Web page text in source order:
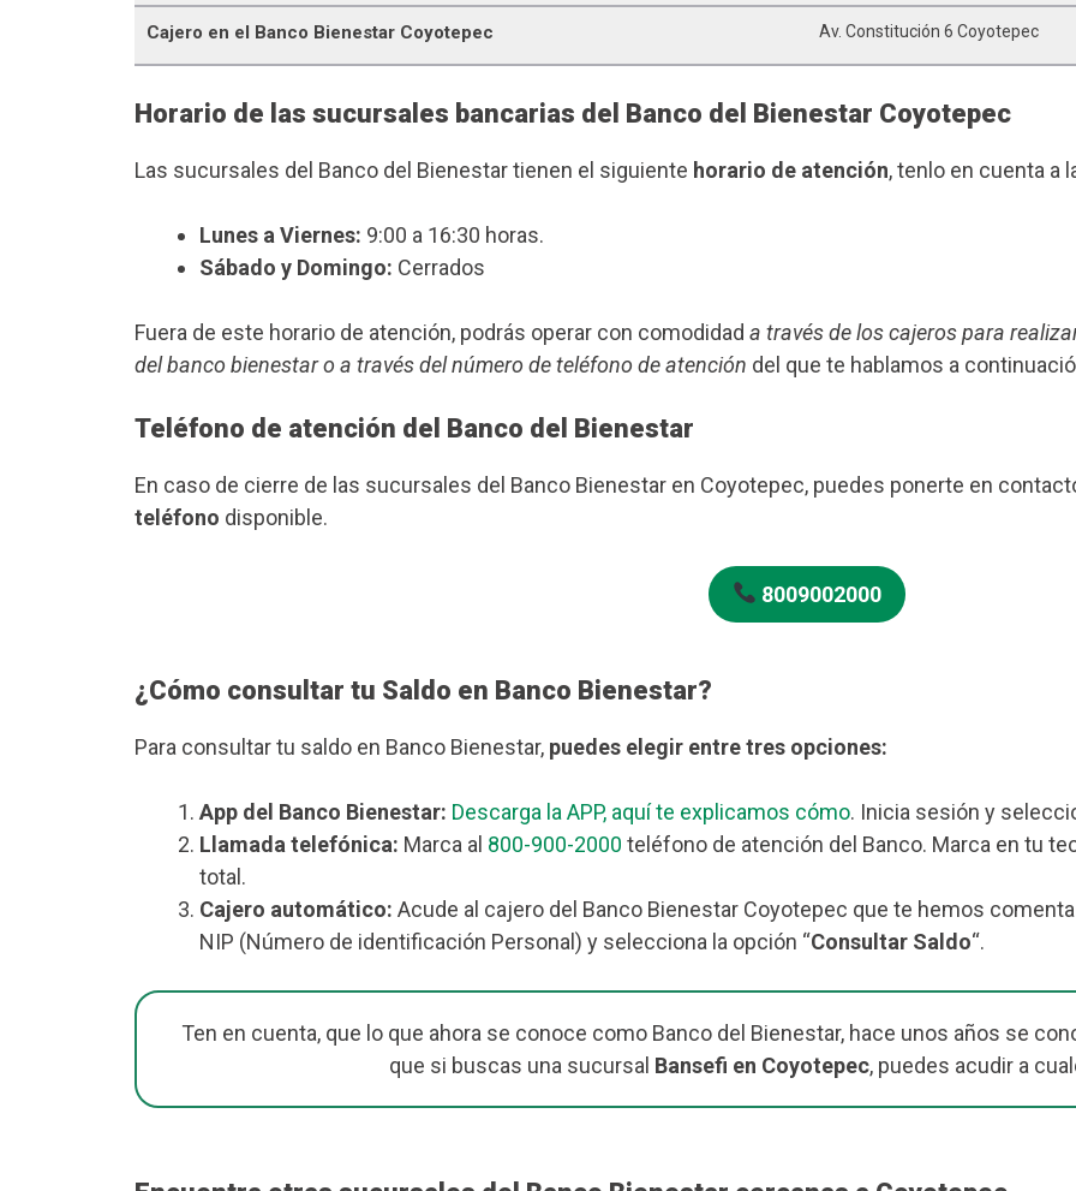
Cajero en el Banco Bienestar Coyotepec Av. Constitución 6 Coyotepec
Horario de las sucursales bancarias del Banco del Bienestar Coyotepec
Las sucursales del Banco del Bienestar tienen el siguiente horario de atención, tenlo en cuenta a
Lunes a Viernes: 9:00 a 16:30 horas.
Sábado y Domingo: Cerrados
Fuera de este horario de atención, podrás operar con comodidad a través de los cajeros para
del banco bienestar o a través del número de teléfono de atención del que te hablamos a
Teléfono de atención del Banco del Bienestar
En caso de cierre de las sucursales del Banco Bienestar en Coyotepec, puedes ponerte en
teléfono disponible.
8009002000
¿Cómo consultar tu Saldo en Banco Bienestar?
Para consultar tu saldo en Banco Bienestar, puedes elegir entre tres opciones:
App del Banco Bienestar: Descarga la APP, aquí te explicamos cómo. Inicia sesión y
Llamada telefónica: Marca al 800-900-2000 teléfono de atención del Banco. Marca en tu
total.
Cajero automático: Acude al cajero del Banco Bienestar Coyotepec que te hemos
NIP (Número de identificación Personal) y selecciona la opción “Consultar Saldo“.
Ten en cuenta, que lo que ahora se conoce como Banco del Bienestar, hace unos años se
que si buscas una sucursal Bansefi en Coyotepec, puedes acudir a